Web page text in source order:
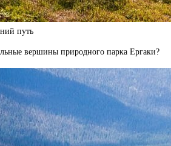
путь
вершины природного парка Ергаки?